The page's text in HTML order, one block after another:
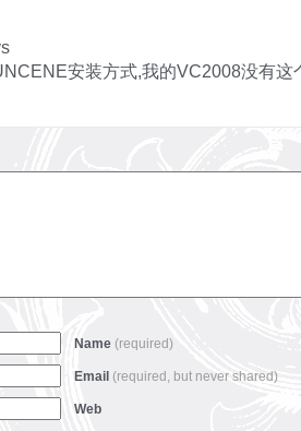
安装方式,我的VC2008没有这
Name (required)
Email (required, but never shared)
Web